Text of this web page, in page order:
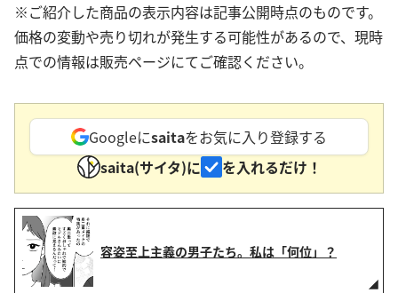
※ご紹介した商品の表示内容は記事公開時点のものです。
価格の変動や売り切れが発生する可能性があるので、現時
点での情報は販売ページにてご確認ください。
Googleにsaitaをお気に入り登録する
saita(サイタ)に
を入れるだけ！
容姿至上主義の男子たち。私は「何位」？